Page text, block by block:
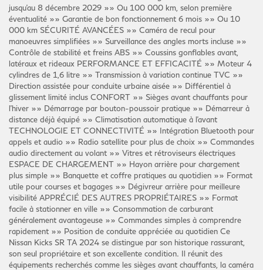
jusqu'au 8 décembre 2029 »» Ou 100 000 km, selon première
éventualité »» Garantie de bon fonctionnement 6 mois »» Ou 10
000 km SÉCURITÉ AVANCÉES »» Caméra de recul pour
manoeuvres simplifiées »» Surveillance des angles morts incluse »»
Contrôle de stabilité et freins ABS »» Coussins gonflables avant,
latéraux et rideaux PERFORMANCE ET EFFICACITÉ »» Moteur 4
cylindres de 1,6 litre »» Transmission à variation continue TVC »»
Direction assistée pour conduite urbaine aisée »» Différentiel à
glissement limité inclus CONFORT »» Sièges avant chauffants pour
l'hiver »» Démarrage par bouton-poussoir pratique »» Démarreur à
distance déjà équipé »» Climatisation automatique à l'avant
TECHNOLOGIE ET CONNECTIVITÉ »» Intégration Bluetooth pour
appels et audio »» Radio satellite pour plus de choix »» Commandes
audio directement au volant »» Vitres et rétroviseurs électriques
ESPACE DE CHARGEMENT »» Hayon arrière pour chargement
plus simple »» Banquette et coffre pratiques au quotidien »» Format
utile pour courses et bagages »» Dégivreur arrière pour meilleure
visibilité APPRÉCIÉ DES AUTRES PROPRIÉTAIRES »» Format
facile à stationner en ville »» Consommation de carburant
généralement avantageuse »» Commandes simples à comprendre
rapidement »» Position de conduite appréciée au quotidien Ce
Nissan Kicks SR TA 2024 se distingue par son historique rassurant,
son seul propriétaire et son excellente condition. Il réunit des
équipements recherchés comme les sièges avant chauffants, la caméra